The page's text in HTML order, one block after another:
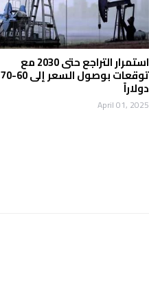
استمرار التراجع حتى 2030 مع
توقعات بوصول السعر إلى 60-70
دولاراً
April 01, 2025